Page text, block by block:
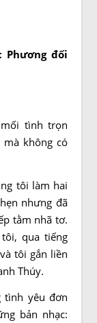
đối
mối tình trọn
không có
tôi làm hai
nhưng đã
tằm nhã tơ.
qua tiếng
tôi gắn liền
Thúy.
tình yêu đơn
bản nhạc: